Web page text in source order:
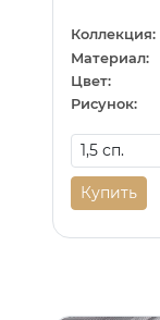
Коллекция:
Материал:
Цвет:
Рисунок:
Купить